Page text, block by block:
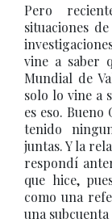
Pero
situaciones
vine a saber
Mundial de
solo lo vine a
es eso.
tenido
juntas. Y la
respondí
que hice,
como una
una